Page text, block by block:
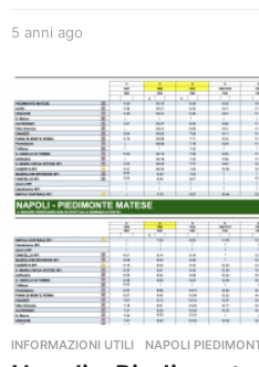
5 anni ago
n
i
a
g
o
INFORMAZIONI UTILI NAPOLI